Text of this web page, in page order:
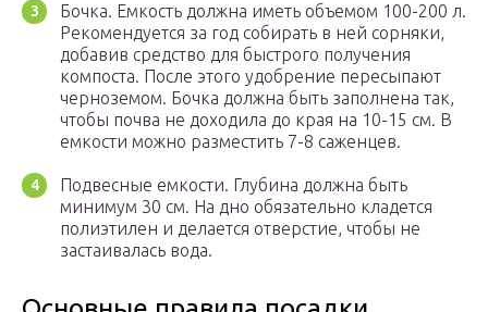
Бочка. Емкость должна иметь объемом 100-200 л.
Рекомендуется за год собирать в ней сорняки,
добавив средство для быстрого получения
компоста. После этого удобрение пересыпают
черноземом. Бочка должна быть заполнена так,
чтобы почва не доходила до края на 10-15 см. В
емкости можно разместить 7-8 саженцев.
Подвесные емкости. Глубина должна быть
минимум 30 см. На дно обязательно кладется
полиэтилен и делается отверстие, чтобы не
застаивалась вода.